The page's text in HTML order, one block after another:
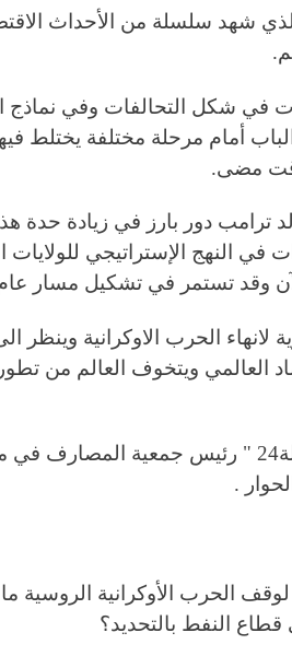
عام 2025، العام الذي شهد سلسلة من الأحداث
في شكل التحالفات وفي نماذج
أمام مرحلة مختلفة يختلط
مضى.
ترامب دور بارز في زيادة حدة
في النهج الإستراتيجي للولايات
وقد تستمر في تشكيل مسار عام
لانهاء الحرب الاوكرانية وينظر
العالمي ويتخوف العالم من
في ظل هذه الاوضاع استضافت "مجلة24 " رئيس جمعية
.
الحرب الأوكرانية الروسية
النفط بالتحديد؟